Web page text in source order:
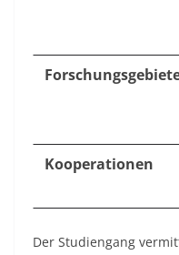
Kooperationen
Der Studiengang